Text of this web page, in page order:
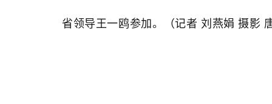
省领导王一鸥参加。（记者 刘燕娟 摄影